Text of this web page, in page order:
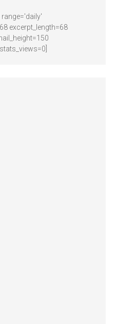
excerpt_length=68